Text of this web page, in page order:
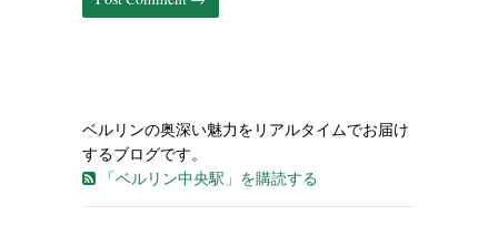
ベルリンの奥深い魅力をリアルタイムでお届け
するブログです。
「ベルリン中央駅」を購読する